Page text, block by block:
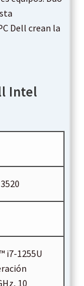
Dell crean la
Intel
i7-1255U
10